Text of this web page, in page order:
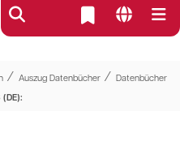
⁄ Auszug Datenbücher ⁄ Datenbücher